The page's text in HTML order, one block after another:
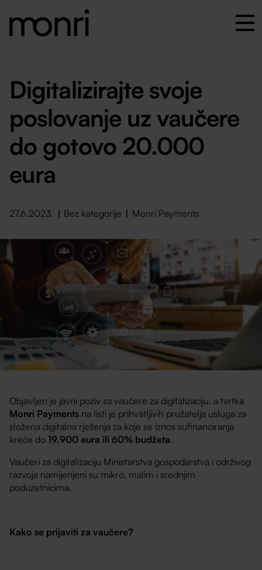
Digitalizirajte svoje
poslovanje uz vaučere
do gotovo 20.000
eura
27.6.2023. Bez kategorije Monri Payments
Objavljen je javni poziv za vaučere za digitalizaciju, a tvrtka
Monri Payments na listi je prihvatljivih pružatelja usluga za
složena digitalna rješenja za koje se iznos sufinanciranja
kreće do19.900 eura ili 60% budžeta.
Vaučeri za digitalizaciju Ministarstva gospodarstva i održivog
razvoja namijenjeni su mikro, malim i srednjim
poduzetnicima.
Kako se prijaviti za vaučere?